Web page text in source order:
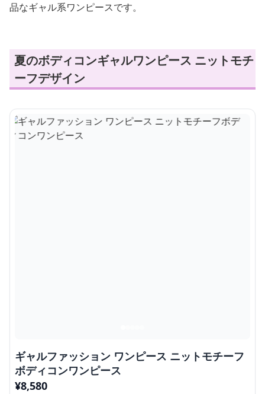
品なギャル系ワンピースです。
夏のボディコンギャルワンピース ニットモチ
ーフデザイン
ギャルファッション ワンピース ニットモチーフ
ボディコンワンピース
¥8,580